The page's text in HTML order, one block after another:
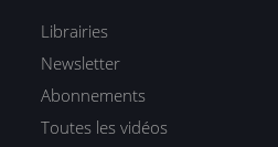
Librairies
Newsletter
Abonnements
Toutes les vidéos